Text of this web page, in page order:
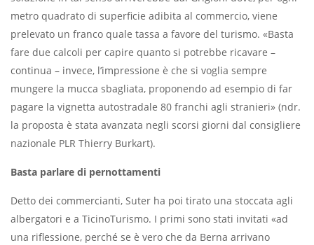
metro quadrato di superficie adibita al commercio, viene
prelevato un franco quale tassa a favore del turismo. «Basta
fare due calcoli per capire quanto si potrebbe ricavare –
continua – invece, l’impressione è che si voglia sempre
mungere la mucca sbagliata, proponendo ad esempio di far
pagare la vignetta autostradale 80 franchi agli stranieri» (ndr.
la proposta è stata avanzata negli scorsi giorni dal consigliere
nazionale PLR Thierry Burkart).
Basta parlare di pernottamenti
Detto dei commercianti, Suter ha poi tirato una stoccata agli
albergatori e a TicinoTurismo. I primi sono stati invitati «ad
una riflessione, perché se è vero che da Berna arrivano